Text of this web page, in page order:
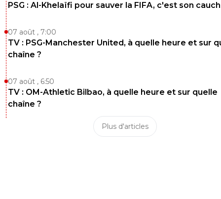
PSG : Al-Khelaïfi pour sauver la FIFA, c'est son
07 août , 7:00
TV : PSG-Manchester United, à quelle heure et sur
chaîne ?
07 août , 6:50
TV : OM-Athletic Bilbao, à quelle heure et sur quelle
chaîne ?
Plus d'articles